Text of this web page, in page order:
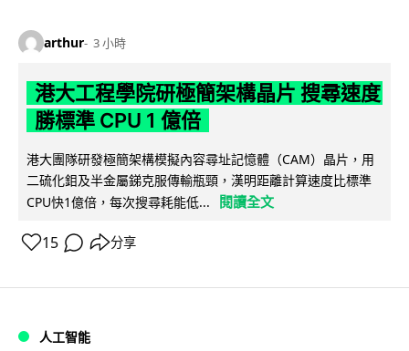
arthur 3 小時
港大工程學院研極簡架構晶片 搜尋速度
勝標準 CPU 1 億倍
港大團隊研發極簡架構模擬內容尋址記憶體（CAM）晶片，用
二硫化鉬及半金屬銻克服傳輸瓶頸，漢明距離計算速度比標準
CPU快1億倍，每次搜尋耗能低...
閱讀全文
15 分享
人工智能